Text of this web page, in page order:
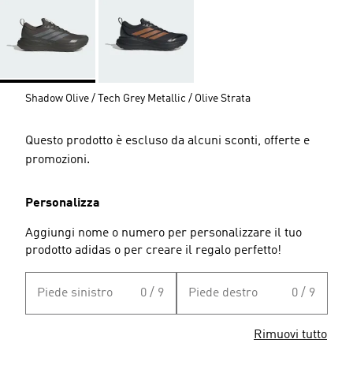
Shadow Olive / Tech Grey Metallic / Olive Strata
Questo prodotto è escluso da alcuni sconti, offerte e
promozioni.
Personalizza
Aggiungi nome o numero per personalizzare il tuo
prodotto adidas o per creare il regalo perfetto!
Piede sinistro 0 / 9 Piede destro 0 / 9
Rimuovi tutto